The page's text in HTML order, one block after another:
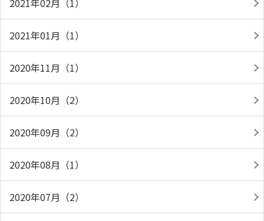
2021年02月（1）
2021年01月（1）
2020年11月（1）
2020年10月（2）
2020年09月（2）
2020年08月（1）
2020年07月（2）